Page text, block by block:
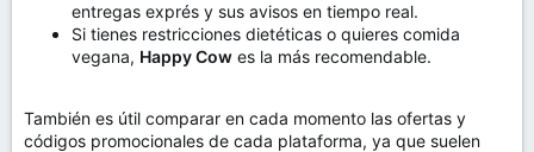
entregas exprés y sus avisos en tiempo real.
Si tienes restricciones dietéticas o quieres comida
vegana, Happy Cow es la más recomendable.
También es útil comparar en cada momento las ofertas y
códigos promocionales de cada plataforma, ya que suelen